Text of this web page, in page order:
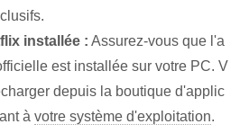
installée : Assurez-vous que l'a
est installée sur votre PC. V
depuis ⁢la ⁢boutique d'applic
à votre système d'exploitation.